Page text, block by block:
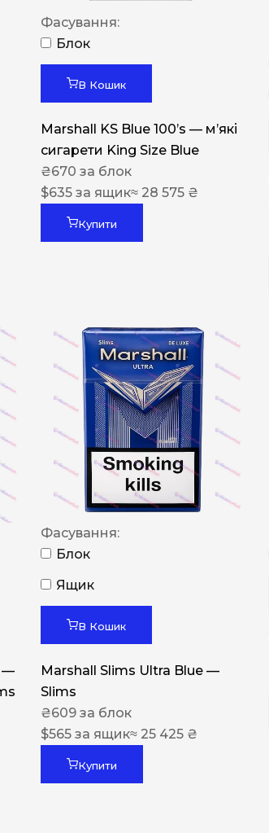
821
Фасування:
Блок
В Кошик
Marshall KS Blue 100’s — м’які
сигарети King Size Blue
₴670 за блок
$635 за ящик≈ 28 575 ₴
Купити
—
Фасування:
Блок
Ящик
В Кошик
Marshall Slims Ultra Blue —
Slims
₴609 за блок
$565 за ящик≈ 25 425 ₴
Купити